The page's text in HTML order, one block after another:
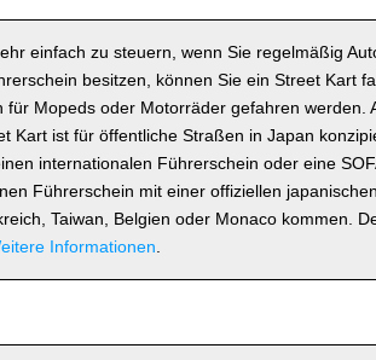
einfach zu steuern, wenn Sie regelmäßig
besitzen, können Sie ein Street Kart
Mopeds oder Motorräder gefahren werden.
Kart ist für öffentliche Straßen in Japan
internationalen Führerschein oder eine
Führerschein mit einer offiziellen
Taiwan, Belgien oder Monaco kommen.
Informationen